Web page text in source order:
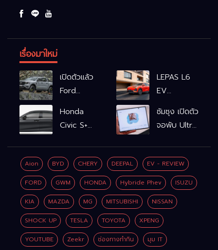
เรื่องมาใหม่
เปิดตัวแล้ว
Ford
WOLFTRAK
LEPAS L6
EV
L6 EV
Comfort
FWD
769,900
บาท L6 EV
Premium
FWD
799,900
บาท
Honda
Civic S+
จำลองเกียร์
เพิ่ม 2 หมื่น
บาท
ซัมซุง เปิดตัว
จอพับ Ultra
เชื่อมมือถือ-
นาฬิกา-แว่น
อัจฉริยะ
Aion BYD CHERY DEEPAL EV - REVIEW
FORD GWM HONDA Hybride Phev ISUZU
KIA MAZDA MG MITSUBISHI NISSAN
SHOCK UP TESLA TOYOTA XPENG
YOUTUBE Zeekr ช่องทางทำกิน มุม IT